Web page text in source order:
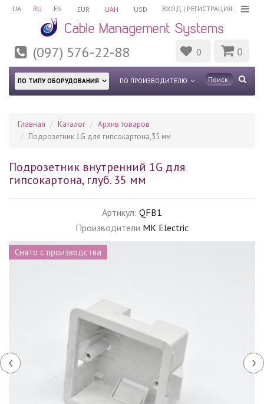
UA RU EN ВХОД | РЕГИСТРАЦИЯ
EUR UAH USD
(097) 576-22-88 0 0
ПО ТИПУ ОБОРУДОВАНИЯ ПО ПРОИЗВОДИТЕЛЮ
Главная Каталог
Архив товаров
Подрозетник 1G для гипсокартона,35 мм
Подрозетник внутренний 1G для
гипсокартона, глуб. 35 мм
Артикул: QFB1
Производители MK Electric
Снято с производства
‹ ›